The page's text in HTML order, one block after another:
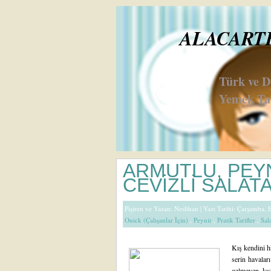
Türk ve
Yemek
ARMUTLU,
CEVİZLİ
Pişiren ve Yazan: Neslihan | Yazı Tarihi:
Ouick (Çalışanlar İçin) , Peynir , Pratik Tarifler ,
Kış kendini
serin